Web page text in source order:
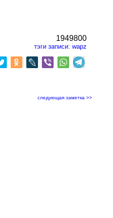
1949800
тэги записи: wapz
следующая заметка >>